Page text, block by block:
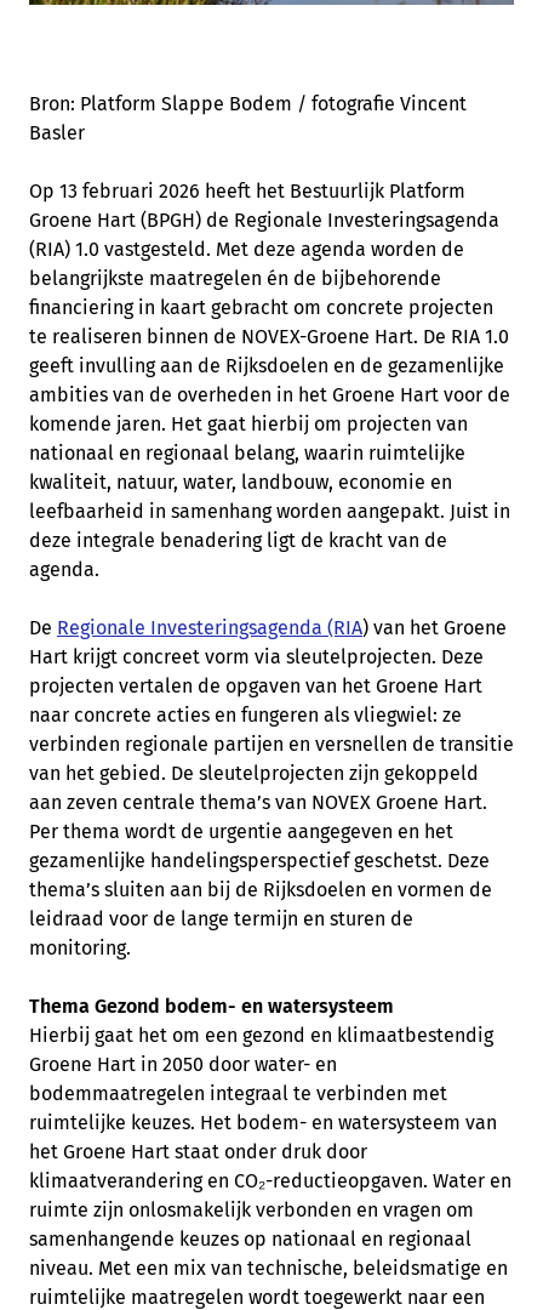
Bron: Platform Slappe Bodem / fotografie Vincent
Basler
Op 13 februari 2026 heeft het Bestuurlijk Platform
Groene Hart (BPGH) de Regionale Investeringsagenda
(RIA) 1.0 vastgesteld. Met deze agenda worden de
belangrijkste maatregelen én de bijbehorende
financiering in kaart gebracht om concrete projecten
te realiseren binnen de NOVEX-Groene Hart. De RIA 1.0
geeft invulling aan de Rijksdoelen en de gezamenlijke
ambities van de overheden in het Groene Hart voor de
komende jaren. Het gaat hierbij om projecten van
nationaal en regionaal belang, waarin ruimtelijke
kwaliteit, natuur, water, landbouw, economie en
leefbaarheid in samenhang worden aangepakt. Juist in
deze integrale benadering ligt de kracht van de
agenda.
De Regionale Investeringsagenda (RIA) van het Groene
Hart krijgt concreet vorm via sleutelprojecten. Deze
projecten vertalen de opgaven van het Groene Hart
naar concrete acties en fungeren als vliegwiel: ze
verbinden regionale partijen en versnellen de transitie
van het gebied. De sleutelprojecten zijn gekoppeld
aan zeven centrale thema’s van NOVEX Groene Hart.
Per thema wordt de urgentie aangegeven en het
gezamenlijke handelingsperspectief geschetst. Deze
thema’s sluiten aan bij de Rijksdoelen en vormen de
leidraad voor de lange termijn en sturen de
monitoring.
Thema Gezond bodem- en watersysteem
Hierbij gaat het om een gezond en klimaatbestendig
Groene Hart in 2050 door water- en
bodemmaatregelen integraal te verbinden met
ruimtelijke keuzes. Het bodem- en watersysteem van
het Groene Hart staat onder druk door
klimaatverandering en CO₂-reductieopgaven. Water en
ruimte zijn onlosmakelijk verbonden en vragen om
samenhangende keuzes op nationaal en regionaal
niveau. Met een mix van technische, beleidsmatige en
ruimtelijke maatregelen wordt toegewerkt naar een